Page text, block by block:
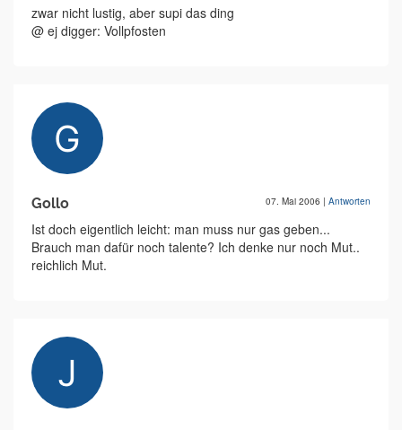
zwar nicht lustig, aber supi das ding
@ ej digger: Vollpfosten
Gollo 07. Mai 2006 | Antworten
Ist doch eigentlich leicht: man muss nur gas geben...
Brauch man dafür noch talente? Ich denke nur noch Mut..
reichlich Mut.